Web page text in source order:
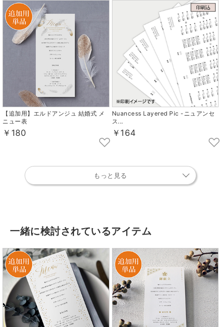
【追加用】エルドアンジュ 結婚式 メ
ニュー表
￥180
Nuancess Layered Pic -ニュアンセ
ス...
￥164
もっと見る
一緒に検討されているアイテム